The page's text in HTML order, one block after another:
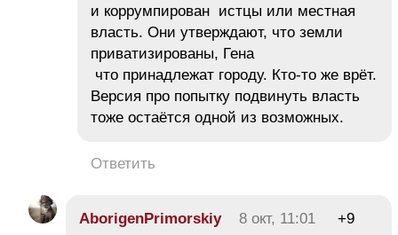
и коррумпирован истцы или местная
власть. Они утверждают, что земли
приватизированы, Гена
что принадлежат городу. Кто-то же врёт.
Версия про попытку подвинуть власть
тоже остаётся одной из возможных.
Ответить
AborigenPrimorskiy 8 окт, 11:01 +9